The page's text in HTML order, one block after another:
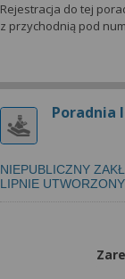
Rejestracja do tej
z przychodnią pod
Poradnia
NIEPUBLICZNY
LIPNIE